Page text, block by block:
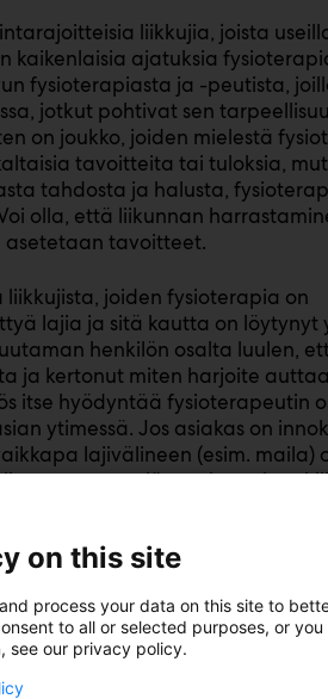
liikkujia, joista
kaikenlaisia ajatuksia
fysioterapiasta ja -peutista,
jotkut pohtivat sen
on joukko, joiden mielestä
tavoitteita tai tuloksia,
tahdosta ja halusta,
olla, että liikunnan
asetetaan tavoitteet.
joiden fysioterapia on
lajia ja sitä kautta on löytynyt
henkilön osalta luulen,
ja kertonut miten harjoite
itse hyödyntää fysioterapeutin
ytimessä. Jos asiakas on
lajivälineen (esim. maila)
asennon löytymiseen ja
lajissa mahdolliset
yhteistyötä, jolla
ammattitaitoa tukea
ovat toimintakyvyn
niin tästähän on kysymys.
että harrastaminen voivat
ei todellakaan riitä, vaan vaatii
on this site
process your data on this site to
to all or selected purposes, or
see our privacy policy.